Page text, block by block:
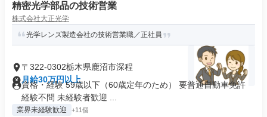
精密光学部品の技術営業
株式会社大正光学
光学レンズ製造会社の技術営業職／正社員
〒322-0302栃木県鹿沼市深程
月給30万円以上
資格・経験 59歳以下（60歳定年のため） 要普通自動車免許
経験不問 未経験者歓迎 ...
業界未経験歓迎 +11個